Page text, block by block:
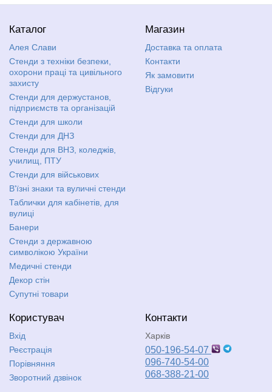
Каталог
Алея Слави
Стенди з техніки безпеки,
охорони праці та цивільного
захисту
Стенди для держустанов,
підприємств та організацій
Стенди для школи
Стенди для ДНЗ
Стенди для ВНЗ, коледжів,
училищ, ПТУ
Стенди для військових
В'їзні знаки та вуличні стенди
Таблички для кабінетів, для
вулиці
Банери
Стенди з державною
символікою України
Медичні стенди
Декор стін
Супутні товари
Магазин
Доставка та оплата
Контакти
Як замовити
Відгуки
Користувач
Вхід
Реєстрація
Порівняння
Зворотний дзвінок
Контакти
Харків
050-196-54-07
096-740-54-00
068-388-21-00